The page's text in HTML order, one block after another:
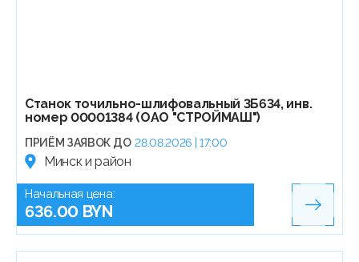
Станок точильно-шлифовальный 3Б634, инв.
номер 00001384 (ОАО "СТРОЙМАШ")
ПРИЁМ ЗАЯВОК ДО 28.08.2026 | 17:00
Минск и район
Начальная цена:
636.00 BYN